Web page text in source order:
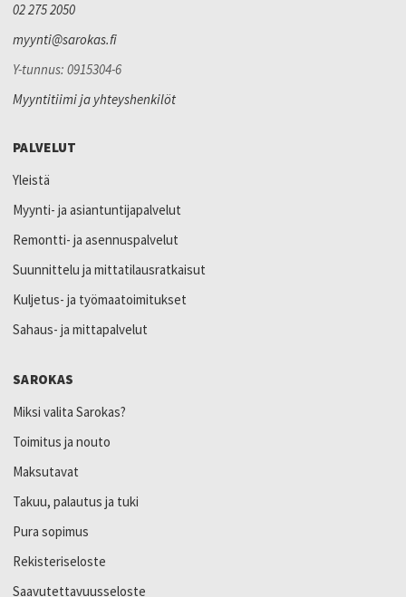
02 275 2050
myynti@sarokas.fi
Y-tunnus: 0915304-6
Myyntitiimi ja yhteyshenkilöt
PALVELUT
Yleistä
Myynti- ja asiantuntijapalvelut
Remontti- ja asennuspalvelut
Suunnittelu ja mittatilausratkaisut
Kuljetus- ja työmaatoimitukset
Sahaus- ja mittapalvelut
SAROKAS
Miksi valita Sarokas?
Toimitus ja nouto
Maksutavat
Takuu, palautus ja tuki
Pura sopimus
Rekisteriseloste
Saavutettavuusseloste